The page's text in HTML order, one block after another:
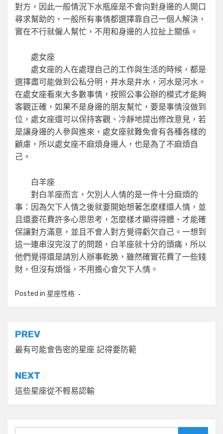
對方，因此一般情況下水瓶座是不會向對身邊的人開口
尋求幫助的，一般所有事情都選擇靠自己一個人解決，
實在不行就僱人幫忙，不用和身邊的人拉扯上關係。
處女座
處女座的人在處理自己的工作與生活的時候，都是
選擇盡可能做到公私分明，井水是井水，河水是河水。
在處女座看來大多數事情，按照公事公辦的模式才能夠
客觀正確，如果不是身邊的朋友幫忙，要是事情沒做到
位，處女座還可以保持客觀、冷靜地提出修改意見，若
是讓身邊的人參與進來，處女座就難免會有各種各樣的
顧慮，所以處女座不麻煩身邊人，也是為了不麻煩自
己。
白羊座
對白羊座而言，欠別人人情的是一件十分麻煩的
事：因為欠下人情之後就要開始想著怎麼樣還人情，並
且還要花費許多心思思考，怎麼樣才顯得得體、才能確
保讓對方滿意，並且不會人對方覺得虧欠自己。一想到
這一連串沒完沒了的問題，白羊座就十分的頭痛，所以
他們覺得還是請別人辦事乾脆，雖然確實花費了一些錢
財，但沒有煩惱，不用擔心會欠下人情。
Posted in 星座性格
文
章
導
覽
PREV
最有可能會告密的星座 記得要防範
NEXT
這些星座從不輕易認輸